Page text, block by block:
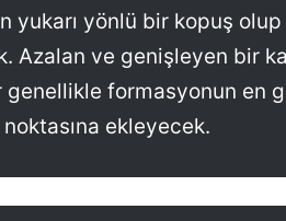
yukarı yönlü bir kopuş
Azalan ve genişleyen bir
genellikle formasyonun en
ekleyecek.